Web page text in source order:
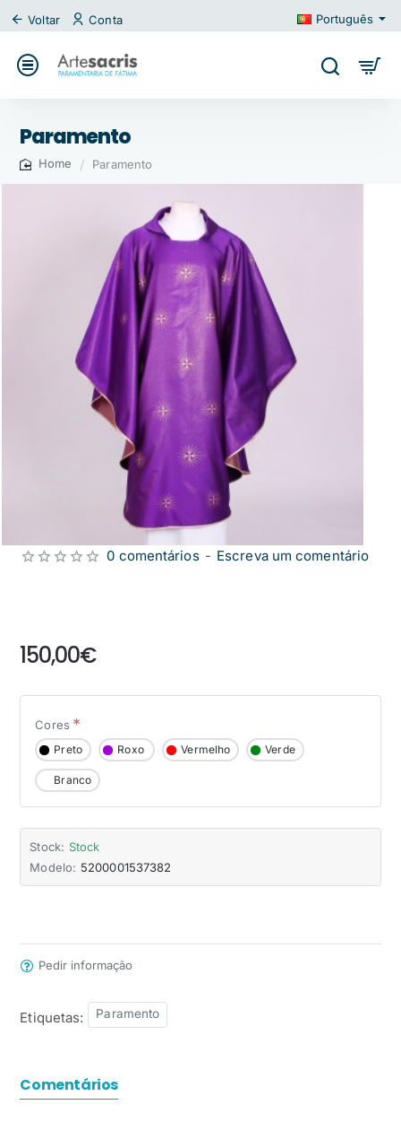
Voltar Conta Português
Paramento
Paramento
Stock: Stock
Modelo: 5200001537382
0 comentários - Escreva um comentário
150,00€
Cores
Preto Roxo Vermelho Verde
Branco
Pedir informação
Etiquetas: Paramento
Comentários